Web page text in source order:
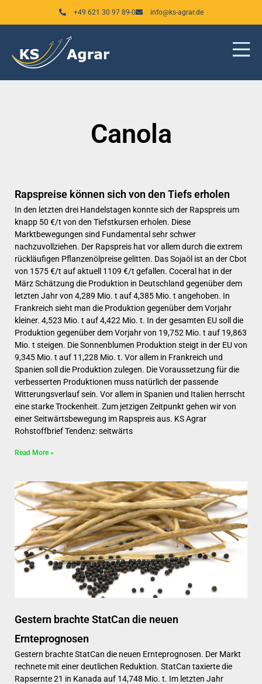
Inhalt
+49 621 30 97 89-0 info@ks-agrar.de
Canola
Rapspreise können sich von den Tiefs erholen
In den letzten drei Handelstagen konnte sich der Rapspreis um
knapp 50 €/t von den Tiefstkursen erholen. Diese
Marktbewegungen sind Fundamental sehr schwer
nachzuvollziehen. Der Rapspreis hat vor allem durch die extrem
rückläufigen Pflanzenölpreise gelitten. Das Sojaöl ist an der Cbot
von 1575 €/t auf aktuell 1109 €/t gefallen. Coceral hat in der
März Schätzung die Produktion in Deutschland gegenüber dem
letzten Jahr von 4,289 Mio. t auf 4,385 Mio. t angehoben. In
Frankreich sieht man die Produktion gegenüber dem Vorjahr
kleiner. 4,523 Mio. t auf 4,422 Mio. t. In der gesamten EU soll die
Produktion gegenüber dem Vorjahr von 19,752 Mio. t auf 19,863
Mio. t steigen. Die Sonnenblumen Produktion steigt in der EU von
9,345 Mio. t auf 11,228 Mio. t. Vor allem in Frankreich und
Spanien soll die Produktion zulegen. Die Voraussetzung für die
verbesserten Produktionen muss natürlich der passende
Witterungsverlauf sein. Vor allem in Spanien und Italien herrscht
eine starke Trockenheit. Zum jetzigen Zeitpunkt gehen wir von
einer Seitwärtsbewegung im Rapspreis aus. KS Agrar
Rohstoffbrief Tendenz: seitwärts
Read More »
Gestern brachte StatCan die neuen
Ernteprognosen
Gestern brachte StatCan die neuen Ernteprognosen. Der Markt
rechnete mit einer deutlichen Reduktion. StatCan taxierte die
Rapsernte 21 in Kanada auf 14,748 Mio. t. Im letzten Jahr